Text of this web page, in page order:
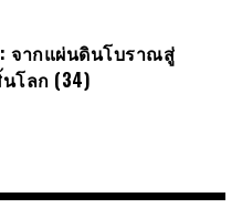
: จากแผ่นดินโบราณสู่
โลก​ (34)